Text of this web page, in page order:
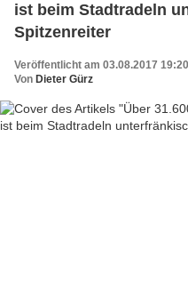
ist beim Stadtradeln
Spitzenreiter
Veröffentlicht am 03.08.2017 19:20
Von Dieter Gürz